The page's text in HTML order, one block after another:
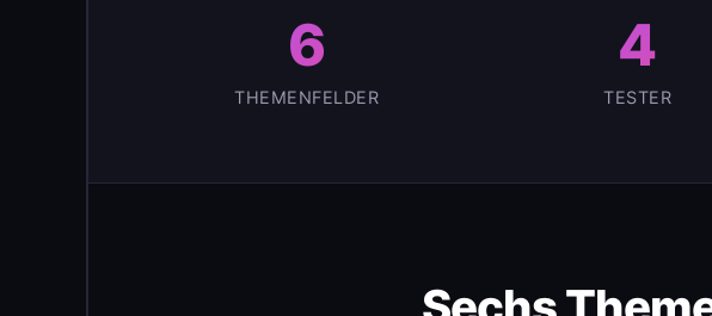
6
THEMENFELDER
4
TESTER